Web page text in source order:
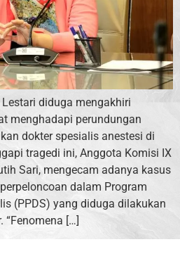
diduga mengakhiri
menghadapi perundungan
dokter spesialis anestesi di
tragedi ini, Anggota Komisi IX
Sari, mengecam adanya kasus
dalam Program
(PPDS) yang diduga dilakukan
“Fenomena […]